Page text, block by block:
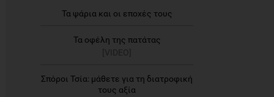
Τα ψάρια και οι εποχές τους
Τα οφέλη της πατάτας
[VIDEO]
Σπόροι Τσία: μάθετε για τη διατροφική
τους αξία